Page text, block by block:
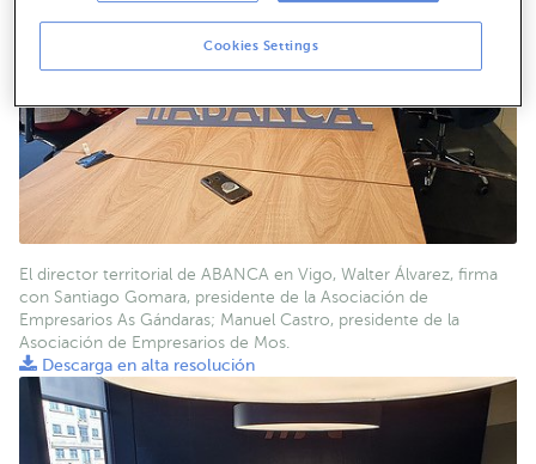
El director territorial de ABANCA en Vigo, Walter Álvarez, firma
con Santiago Gomara, presidente de la Asociación de
Empresarios As Gándaras; Manuel Castro, presidente de la
Asociación de Empresarios de Mos.
Descarga en alta resolución
Cookies Settings